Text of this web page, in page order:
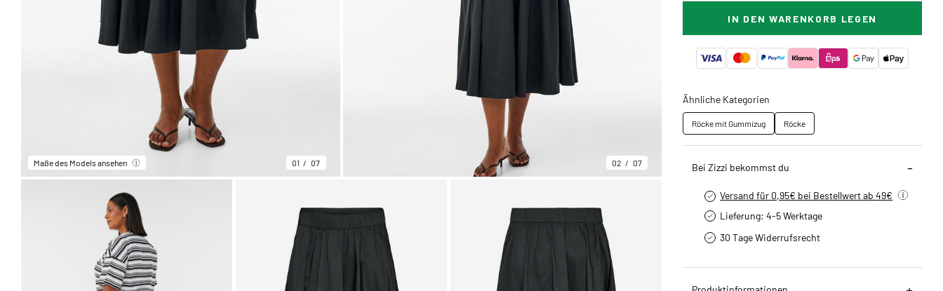
Maße des Models ansehen 01 07 02 07
IN DEN WARENKORB LEGEN
Ähnliche Kategorien
Röcke mit Gummizug Röcke
Bei Zizzi bekommst du
Versand für 0,95€ bei Bestellwert ab 49€
Lieferung: 4-5 Werktage
30 Tage Widerrufsrecht